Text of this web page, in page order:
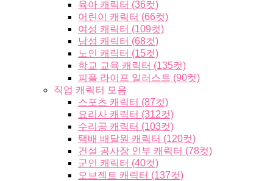
육아 캐릭터 (36컷)
어린이 캐릭터 (66컷)
여성 캐릭터 (109컷)
남성 캐릭터 (68컷)
노인 캐릭터 (15컷)
학교 교육 캐릭터 (135컷)
피플 라이프 일러스트 (90컷)
직업 캐릭터 모음
스포츠 캐릭터 (87컷)
요리사 캐릭터 (312컷)
수리공 캐릭터 (103컷)
택배 배달원 캐릭터 (120컷)
건설 공사장 인부 캐릭터 (78컷)
군인 캐릭터 (40컷)
오브젝트 캐릭터 (137컷)